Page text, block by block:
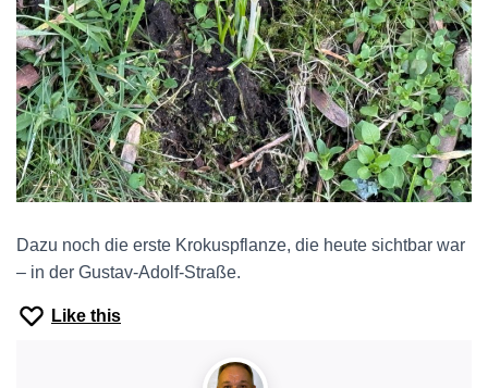
Dazu noch die erste Krokuspflanze, die heute sichtbar war
– in der Gustav-Adolf-Straße.
Like this